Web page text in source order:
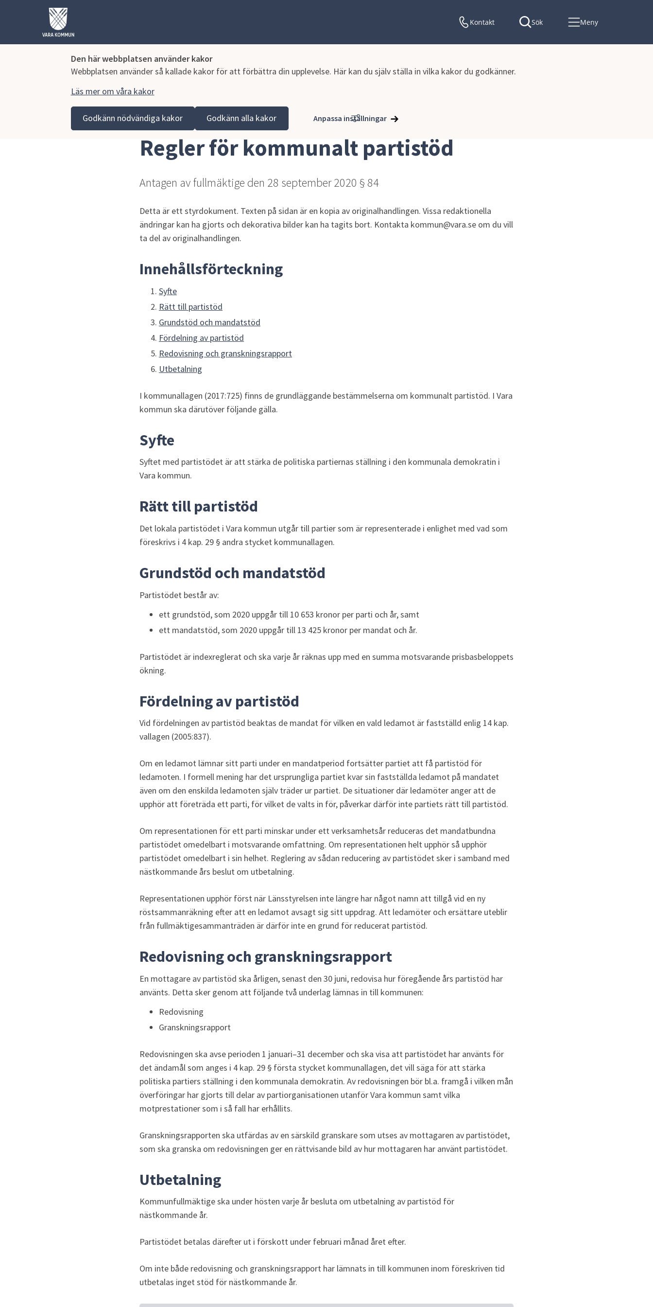
Den här webbplatsen använder kakor
Webbplatsen använder så kallade kakor för att förbättra din upplevelse. Här kan du själv ställa in vilka kakor du godkänner.
Läs mer om våra kakor
Godkänn nödvändiga kakor Godkänn alla kakor Anpassa inställningar
Kontakt Sök Meny
Vara kommun Vår organisation och verksamhet
Regler för kommunalt partistöd
Regler för kommunalt partistöd
Antagen av fullmäktige den 28 september 2020 § 84
Detta är ett styrdokument. Texten på sidan är en kopia av originalhandlingen. Vissa redaktionella
ändringar kan ha gjorts och dekorativa bilder kan ha tagits bort. Kontakta kommun@vara.se om du vill
ta del av originalhandlingen.
Innehållsförteckning
Syfte
Rätt till partistöd
Grundstöd och mandatstöd
Fördelning av partistöd
Redovisning och granskningsrapport
Utbetalning
I kommunallagen (2017:725) finns de grundläggande bestämmelserna om kommunalt partistöd. I Vara
kommun ska därutöver följande gälla.
Syfte
Syftet med partistödet är att stärka de politiska partiernas ställning i den kommunala demokratin i
Vara kommun.
Rätt till partistöd
Det lokala partistödet i Vara kommun utgår till partier som är representerade i enlighet med vad som
föreskrivs i 4 kap. 29 § andra stycket kommunallagen.
Grundstöd och mandatstöd
Partistödet består av:
ett grundstöd, som 2020 uppgår till 10 653 kronor per parti och år, samt
ett mandatstöd, som 2020 uppgår till 13 425 kronor per mandat och år.
Partistödet är indexreglerat och ska varje år räknas upp med en summa motsvarande prisbasbeloppets
ökning.
Fördelning av partistöd
Vid fördelningen av partistöd beaktas de mandat för vilken en vald ledamot är fastställd enlig 14 kap.
vallagen (2005:837).
Om en ledamot lämnar sitt parti under en mandatperiod fortsätter partiet att få partistöd för
ledamoten. I formell mening har det ursprungliga partiet kvar sin fastställda ledamot på mandatet
även om den enskilda ledamoten själv träder ur partiet. De situationer där ledamöter anger att de
upphör att företräda ett parti, för vilket de valts in för, påverkar därför inte partiets rätt till partistöd.
Om representationen för ett parti minskar under ett verksamhetsår reduceras det mandatbundna
partistödet omedelbart i motsvarande omfattning. Om representationen helt upphör så upphör
partistödet omedelbart i sin helhet. Reglering av sådan reducering av partistödet sker i samband med
nästkommande års beslut om utbetalning.
Representationen upphör först när Länsstyrelsen inte längre har något namn att tillgå vid en ny
röstsammanräkning efter att en ledamot avsagt sig sitt uppdrag. Att ledamöter och ersättare uteblir
från fullmäktigesammanträden är därför inte en grund för reducerat partistöd.
Redovisning och granskningsrapport
En mottagare av partistöd ska årligen, senast den 30 juni, redovisa hur föregående års partistöd har
använts. Detta sker genom att följande två underlag lämnas in till kommunen:
Redovisning
Granskningsrapport
Redovisningen ska avse perioden 1 januari–31 december och ska visa att partistödet har använts för
det ändamål som anges i 4 kap. 29 § första stycket kommunallagen, det vill säga för att stärka
politiska partiers ställning i den kommunala demokratin. Av redovisningen bör bl.a. framgå i vilken mån
överföringar har gjorts till delar av partiorganisationen utanför Vara kommun samt vilka
motprestationer som i så fall har erhållits.
Granskningsrapporten ska utfärdas av en särskild granskare som utses av mottagaren av partistödet,
som ska granska om redovisningen ger en rättvisande bild av hur mottagaren har använt partistödet.
Utbetalning
Kommunfullmäktige ska under hösten varje år besluta om utbetalning av partistöd för
nästkommande år.
Partistödet betalas därefter ut i förskott under februari månad året efter.
Om inte både redovisning och granskningsrapport har lämnats in till kommunen inom föreskriven tid
utbetalas inget stöd för nästkommande år.